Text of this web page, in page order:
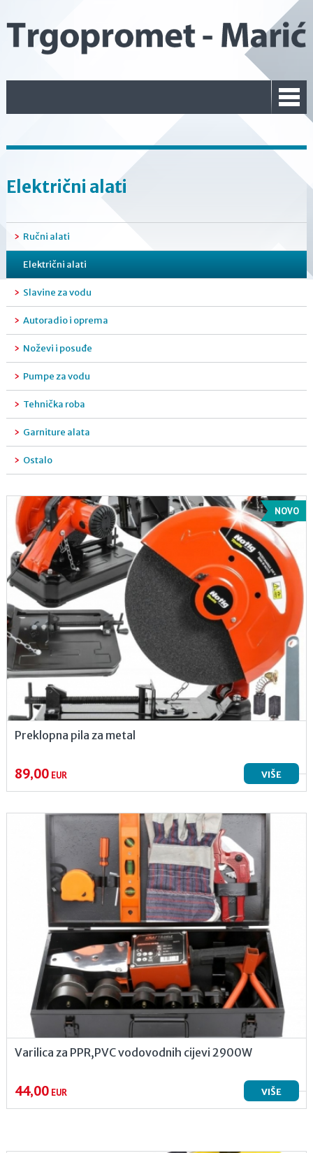
Električni alati
Ručni alati
Električni alati
Slavine za vodu
Autoradio i oprema
Noževi i posuđe
Pumpe za vodu
Tehnička roba
Garniture alata
Ostalo
NOVO
Preklopna pila za metal
89,00EUR VIŠE
Varilica za PPR,PVC vodovodnih cijevi 2900W
44,00EUR VIŠE